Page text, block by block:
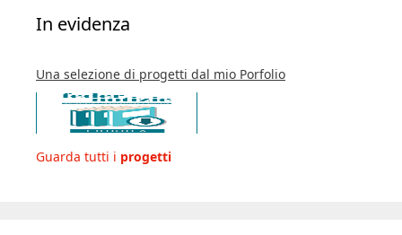
In evidenza
Una selezione di progetti dal mio Porfolio
Guarda tutti i progetti